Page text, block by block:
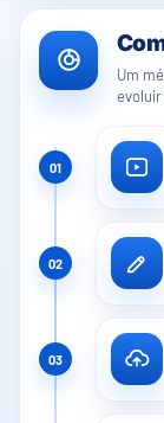
Um
01
02
03